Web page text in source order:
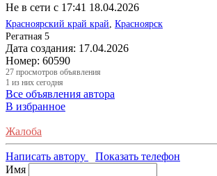
Не в сети с 17:41 18.04.2026
Красноярский край край Красноярск
Регатная 5
Дата создания: 17.04.2026
Номер: 60590
27 просмотров объявления
1 из них сегодня
Все объявления автора
В избранное
Жалоба
Написать автору
Показать телефон
Имя